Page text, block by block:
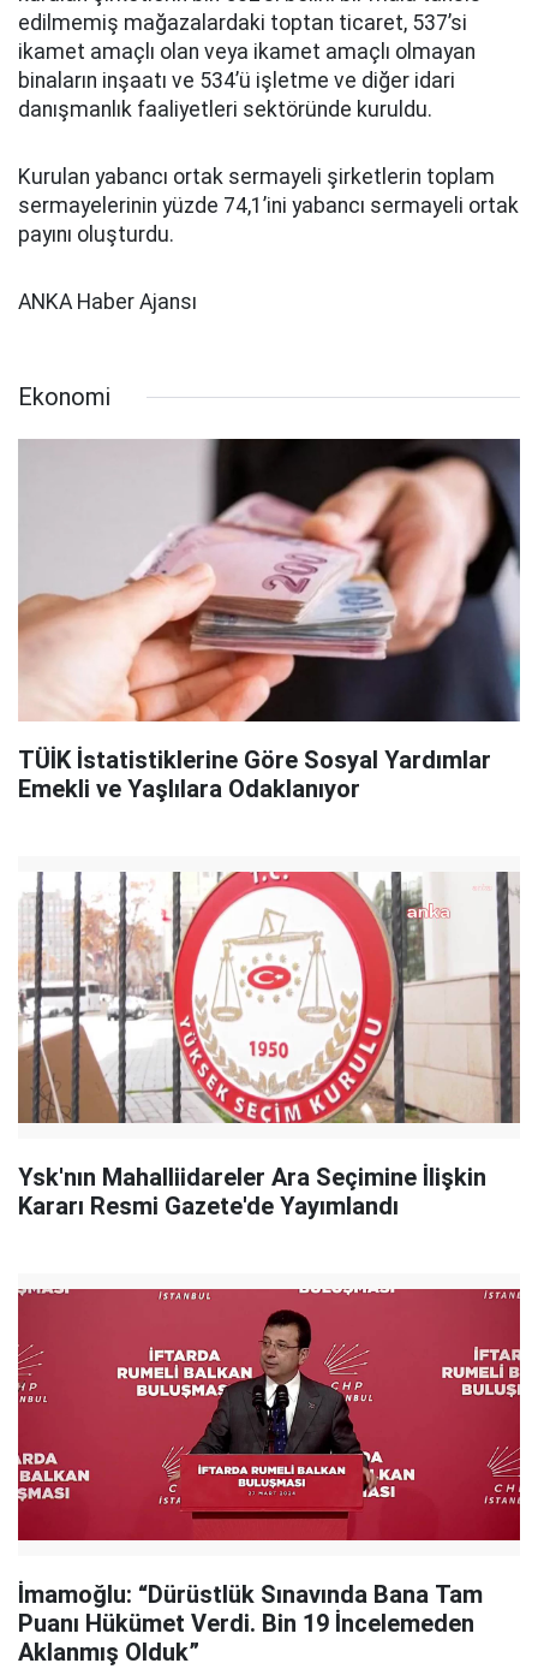
edilmemiş mağazalardaki toptan ticaret, 537’si
ikamet amaçlı olan veya ikamet amaçlı olmayan
binaların inşaatı ve 534’ü işletme ve diğer idari
danışmanlık faaliyetleri sektöründe kuruldu.
Kurulan yabancı ortak sermayeli şirketlerin toplam
sermayelerinin yüzde 74,1’ini yabancı sermayeli ortak
payını oluşturdu.
ANKA Haber Ajansı
Ekonomi
TÜİK İstatistiklerine Göre Sosyal Yardımlar
Emekli ve Yaşlılara Odaklanıyor
Ysk'nın Mahalliidareler Ara Seçimine İlişkin
Kararı Resmi Gazete'de Yayımlandı
İmamoğlu: “Dürüstlük Sınavında Bana Tam
Puanı Hükümet Verdi. Bin 19 İncelemeden
Aklanmış Olduk”